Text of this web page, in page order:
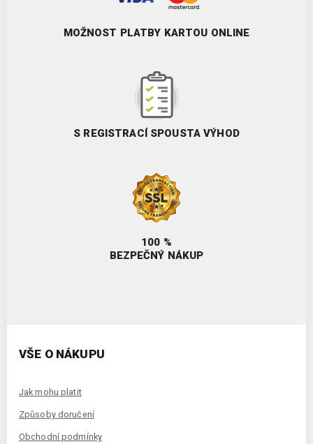
MOŽNOST PLATBY KARTOU ONLINE
S REGISTRACÍ SPOUSTA VÝHOD
100 %
BEZPEČNÝ NÁKUP
VŠE O NÁKUPU
Jak mohu platit
Způsoby doručení
Obchodní podmínky